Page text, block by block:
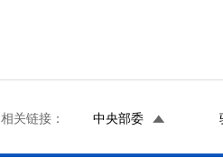
相关链接： 中央部委